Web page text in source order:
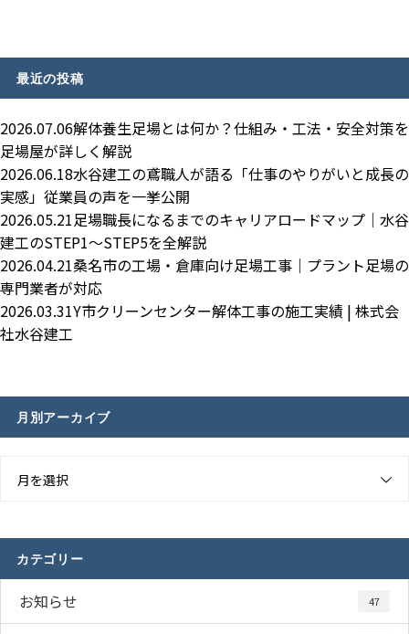
最近の投稿
2026.07.06解体養生足場とは何か？仕組み・工法・安全対策を
足場屋が詳しく解説
2026.06.18水谷建工の鳶職人が語る「仕事のやりがいと成長の
実感」従業員の声を一挙公開
2026.05.21足場職長になるまでのキャリアロードマップ｜水谷
建工のSTEP1〜STEP5を全解説
2026.04.21桑名市の工場・倉庫向け足場工事｜プラント足場の
専門業者が対応
2026.03.31Y市クリーンセンター解体工事の施工実績 | 株式会
社水谷建工
月別アーカイブ
月を選択
カテゴリー
お知らせ 47